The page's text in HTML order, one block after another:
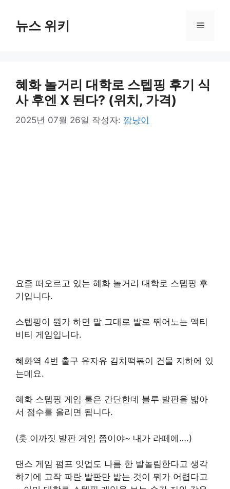
뉴스 위키 메
혜화 놀거리 대학로 스텝핑 후기 식
사 후엔 X 된다? (위치, 가격)
2025년 07월 26일 작성자: 깜냥이
요즘 떠오르고 있는 혜화 놀거리 대학로 스텝핑 후
기입니다.
스텝핑이 뭔가 하면 말 그대로 발로 뛰어노는 액티
비티 게임입니다.
혜화역 4번 출구 유자유 김치떡볶이 건물 지하에 있
는데요.
혜화 스텝핑 게임 룰은 간단한데 블루 발판을 밟아
서 점수를 올리면 됩니다.
(훗 이까짓 발판 게임 쯤이야~ 내가 라떼에….)
댄스 게임 펌프 잇업도 나름 한 발놀림한다고 생각
하기에 고작 파란 발판만 밟는 것이 뭐가 어렵다고